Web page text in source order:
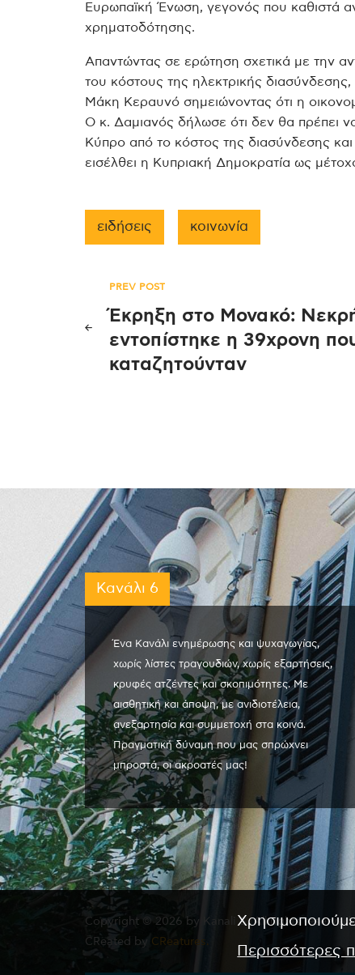
Ευρωπαϊκή Ένωση, γεγονός που καθιστά
χρηματοδότησης.
Απαντώντας σε ερώτηση σχετικά με την
του κόστους της ηλεκτρικής
Μάκη Κεραυνό σημειώνοντας ότι η
Ο κ. Δαμιανός δήλωσε ότι δεν θα πρέπει
Κύπρο από το κόστος της διασύνδεσης
εισέλθει η Κυπριακή Δημοκρατία ως
ειδήσεις κοινωνία
Πλοήγηση
άρθρων
PREV POST
Έκρηξη στο Μονακό:
εντοπίστηκε η 39χρονη
καταζητούνταν
Κανάλι 6
Ένα Κανάλι ενημέρωσης και ψυχαγωγίας,
χωρίς λίστες τραγουδιών, χωρίς εξαρτήσεις,
κρυφές ατζέντες και σκοπιμότητες. Με
αισθητική και άποψη, με ανιδιοτέλεια,
ανεξαρτησία και συμμετοχή στα κοινά.
Πραγματική δύναμη που μας σπρώχνει
μπροστά, οι ακροατές μας!
Copyright © 2026 by Kanali 6. All rights reserved.
CReated by CReatures.
Περισσότερες